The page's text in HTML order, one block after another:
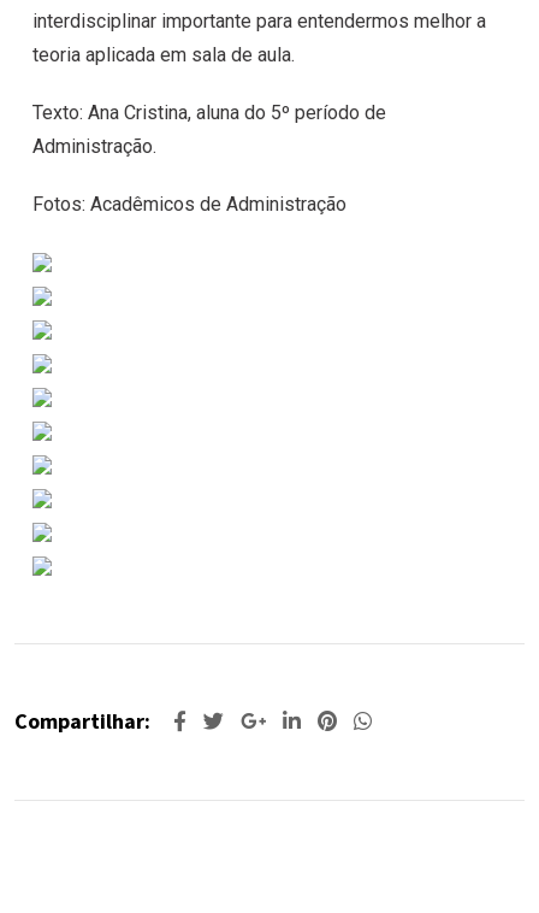
interdisciplinar importante para entendermos melhor a
teoria aplicada em sala de aula.
Texto: Ana Cristina, aluna do 5º período de
Administração.
Fotos: Acadêmicos de Administração
Compartilhar: